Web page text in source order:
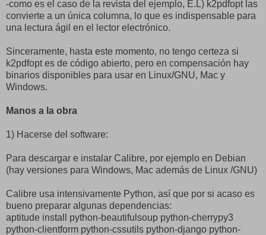
-como es el caso de la revista del ejemplo, E.L) k2pdfopt las
convierte a un única columna, lo que es indispensable para
una lectura ágil en el lector electrónico.
Sinceramente, hasta este momento, no tengo certeza si
k2pdfopt es de código abierto, pero en compensación hay
binarios disponibles para usar en Linux/GNU, Mac y
Windows.
Manos a la obra
1) Hacerse del software:
Para descargar e instalar Calibre, por ejemplo en Debian
(hay versiones para Windows, Mac además de Linux /GNU)
Calibre usa intensivamente Python, así que por si acaso es
bueno preparar algunas dependencias:
aptitude install python-beautifulsoup python-cherrypy3
python-clientform python-cssutils python-django python-